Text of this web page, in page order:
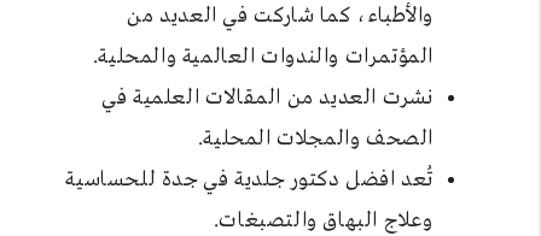
والأطباء، كما شاركت في العديد من
المؤتمرات والندوات العالمية والمحلية.
نشرت العديد من المقالات العلمية في
الصحف والمجلات المحلية.
تُعد افضل دكتور جلدية في جدة للحساسية
وعلاج البهاق والتصبغات.